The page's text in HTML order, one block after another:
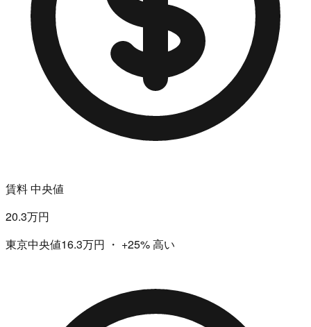
賃料 中央値
20.3万円
東京中央値16.3万円 ・ +25%高い